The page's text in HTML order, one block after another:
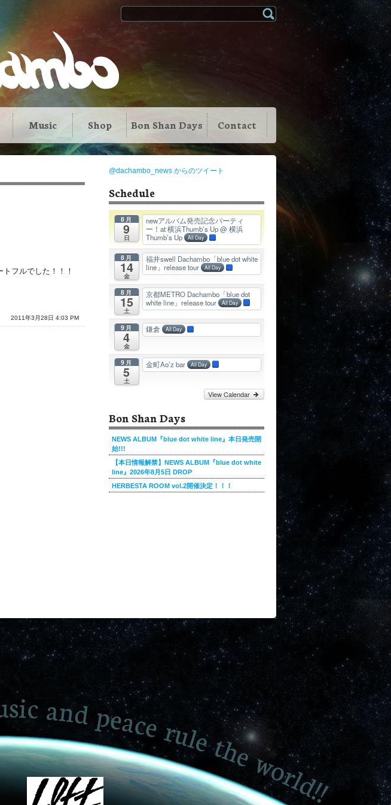
Music Shop Bon Shan Days Contact
フルでした！！！
2011年3月28日 4:03 PM
@dachambo_news からのツイート
Schedule
8月
9
日
newアルバム発売記念パーティ
ー！at 横浜Thumb’s Up@ 横浜
Thumb’s Up All Day
8月
14
金
福井swell Dachambo「blue dot white
line」release tour All Day
8月
15
土
京都METRO Dachambo「blue dot
white line」release tour All Day
9月
4
金
鎌倉 All Day
9月
5
土
金町Ao’z bar All Day
View Calendar
Bon Shan Days
NEWS ALBUM『blue dot white line』本日発売開
始!!!
【本日情報解禁】NEWS ALBUM『blue dot white
line』2026年8月5日 DROP
HERBESTA ROOM vol.2開催決定！！！